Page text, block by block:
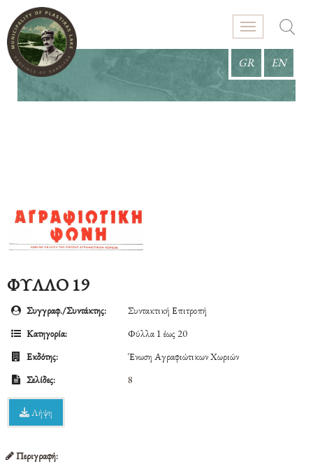
GR EN
ΦΥΛΛΟ 19
Συγγραφ./Συντάκτης:
Συντακτική Επιτροπή
Κατηγορία:
Φύλλα 1 έως 20
Εκδότης:
Ένωση Αγραφιώτικων Χωριών
Σελίδες:
8
Λήψη
Περιγραφή: